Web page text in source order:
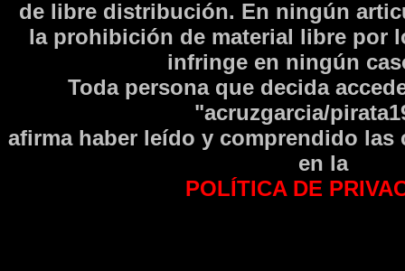
de libre distribución. En ningún
la prohibición de material libre por
infringe en ningún
Toda persona que decida
"acruzgarcia/
afirma haber leí­do y comprendido las
en la
POLÍTICA DE